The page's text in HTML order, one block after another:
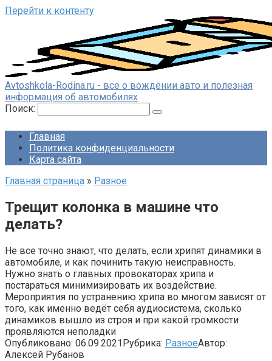
Перейти к контенту
Avtoshkola-Rodina.ru - все о вождении авто и полезная
информация об автомобилях
Поиск:
Главная
Политика конфиденциальности
Карта сайта
Главная страница » Разное
Трещит колонка в машине что
делать?
Не все точно знают, что делать, если хрипят динамики в
автомобиле, и как починить такую неисправность.
Нужно знать о главных провокаторах хрипа и
постараться минимизировать их воздействие.
Мероприятия по устранению хрипа во многом зависят от
того, как именно ведёт себя аудиосистема, сколько
динамиков вышло из строя и при какой громкости
проявляются неполадки
Опубликовано: 06.09.2021Рубрика: РазноеАвтор:
Алексей Рубанов